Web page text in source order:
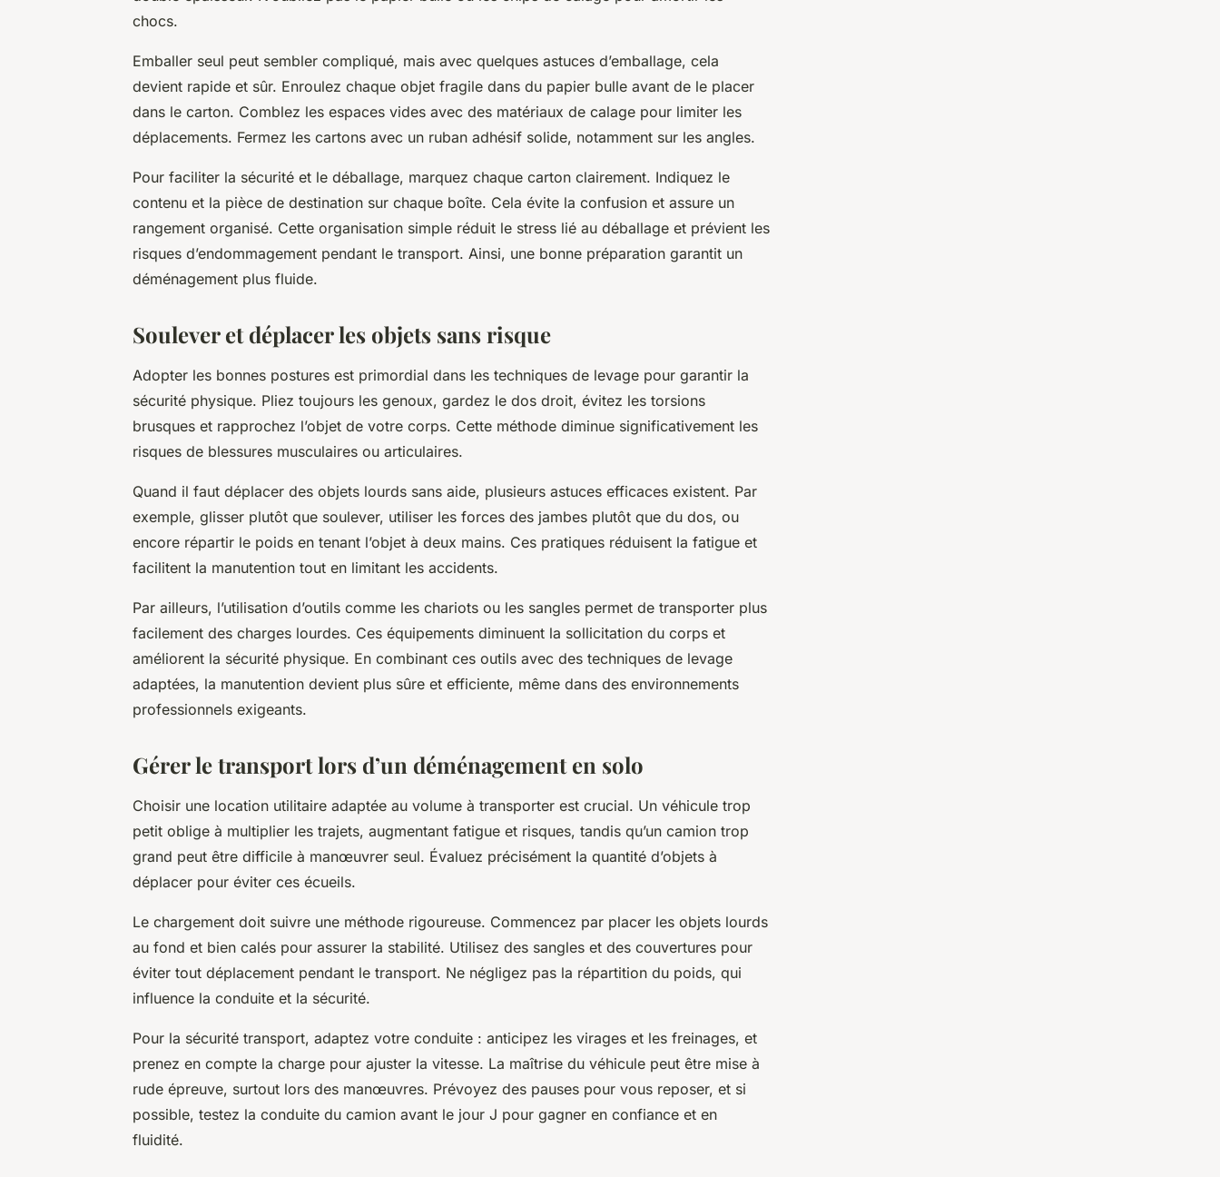
chocs.
Emballer seul peut sembler compliqué, mais avec quelques astuces d’emballage, cela
devient rapide et sûr. Enroulez chaque objet fragile dans du papier bulle avant de le placer
dans le carton. Comblez les espaces vides avec des matériaux de calage pour limiter les
déplacements. Fermez les cartons avec un ruban adhésif solide, notamment sur les angles.
Pour faciliter la sécurité et le déballage, marquez chaque carton clairement. Indiquez le
contenu et la pièce de destination sur chaque boîte. Cela évite la confusion et assure un
rangement organisé. Cette organisation simple réduit le stress lié au déballage et prévient les
risques d’endommagement pendant le transport. Ainsi, une bonne préparation garantit un
déménagement plus fluide.
Soulever et déplacer les objets sans risque
Adopter les bonnes postures est primordial dans les techniques de levage pour garantir la
sécurité physique. Pliez toujours les genoux, gardez le dos droit, évitez les torsions
brusques et rapprochez l’objet de votre corps. Cette méthode diminue significativement les
risques de blessures musculaires ou articulaires.
Quand il faut déplacer des objets lourds sans aide, plusieurs astuces efficaces existent. Par
exemple, glisser plutôt que soulever, utiliser les forces des jambes plutôt que du dos, ou
encore répartir le poids en tenant l’objet à deux mains. Ces pratiques réduisent la fatigue et
facilitent la manutention tout en limitant les accidents.
Par ailleurs, l’utilisation d’outils comme les chariots ou les sangles permet de transporter plus
facilement des charges lourdes. Ces équipements diminuent la sollicitation du corps et
améliorent la sécurité physique. En combinant ces outils avec des techniques de levage
adaptées, la manutention devient plus sûre et efficiente, même dans des environnements
professionnels exigeants.
Gérer le transport lors d’un déménagement en solo
Choisir une location utilitaire adaptée au volume à transporter est crucial. Un véhicule trop
petit oblige à multiplier les trajets, augmentant fatigue et risques, tandis qu’un camion trop
grand peut être difficile à manœuvrer seul. Évaluez précisément la quantité d’objets à
déplacer pour éviter ces écueils.
Le chargement doit suivre une méthode rigoureuse. Commencez par placer les objets lourds
au fond et bien calés pour assurer la stabilité. Utilisez des sangles et des couvertures pour
éviter tout déplacement pendant le transport. Ne négligez pas la répartition du poids, qui
influence la conduite et la sécurité.
Pour la sécurité transport, adaptez votre conduite : anticipez les virages et les freinages, et
prenez en compte la charge pour ajuster la vitesse. La maîtrise du véhicule peut être mise à
rude épreuve, surtout lors des manœuvres. Prévoyez des pauses pour vous reposer, et si
possible, testez la conduite du camion avant le jour J pour gagner en confiance et en
fluidité.